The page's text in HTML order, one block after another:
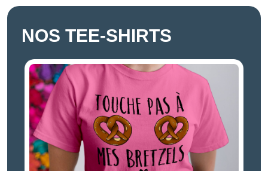
NOS TEE-SHIRTS